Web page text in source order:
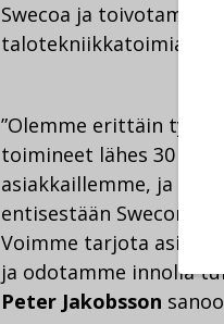
Swecoa ja toivotamme
talotekniikkatoimialan
”Olemme erittäin
toimineet lähes 30
asiakkaillemme, ja
entisestään Swecon
Voimme tarjota
ja odotamme innolla
Peter Jakobsson